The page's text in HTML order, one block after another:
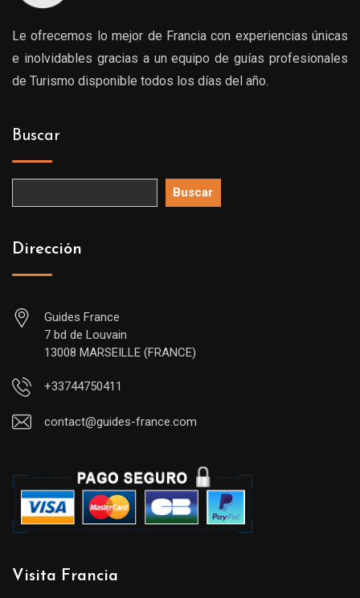
Le ofrecemos lo mejor de Francia con experiencias únicas
e inolvidables gracias a un equipo de guías profesionales
de Turismo disponible todos los días del año.
Buscar
Buscar
Dirección
Guides France
7 bd de Louvain
13008 MARSEILLE (FRANCE)
+33744750411
contact@guides-france.com
Visita Francia